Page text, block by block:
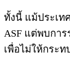
ทั้งนี้ แม้ประเท
ASF แต่พบกา
เพื่อไม่ให้กระ